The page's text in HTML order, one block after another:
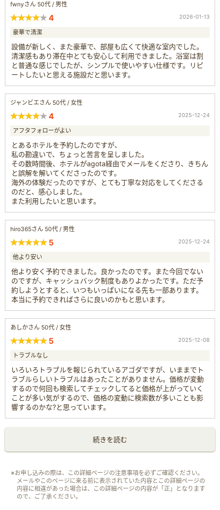
fwnyさん 50代 / 男性
4 2026-01-13
豪華で清潔
設備が新しく、また豪華で、部屋も広くて快適な室内でした。
清潔感もあり滞在中とても安心して利用できました。浴室は割
と普通な感じでしたが、シンプルで使いやすい仕様です。リピ
ートしたいと思える施設だと思います。
ジャンビエさん 50代 / 女性
4 2025-12-24
アフタフォローがよい
とあるホテルを予約したのですが、
私の勘違いで、ちょっと苦言を呈しました。
その数時間後、ホテルがagota経由でメールをくださり、きちん
と誤解を解いてくださったのです。
海外の体験だったのですが、とても丁寧な対応をしてくださる
のだと、感心しました。
また利用したいと思います。
hiro365さん 50代 / 男性
5 2025-12-24
他より安い
他より安く予約できました。良かったのです。また今回でない
のですが、キャッシュバック制度もありよかったです。ただ予
約しようとすると、いつもいっぱいになる先も一部あります。
本当に予約できればさらに良いのかもと思います。
あしかさん 50代 / 女性
5 2025-12-08
トラブルなし
いろいろトラブルを報じられているアゴダですが、いままでト
ラブルらしいトラブルはあったことがありません。価格が変動
するので何回も検索してチェックしてると価格が上がっていく
ことが多い気がするので、価格の変動に検索数が多いことも影
響するのかな?と思っています。
続きを読む
※お申し込みの際は、この詳細ページの注意事項を必ずご確認ください。
メールやこのページに来る前に表示されていた内容とこの詳細ページの
内容に相違があった場合は、この詳細ページの内容が「正」となります
ので、ご了承ください。